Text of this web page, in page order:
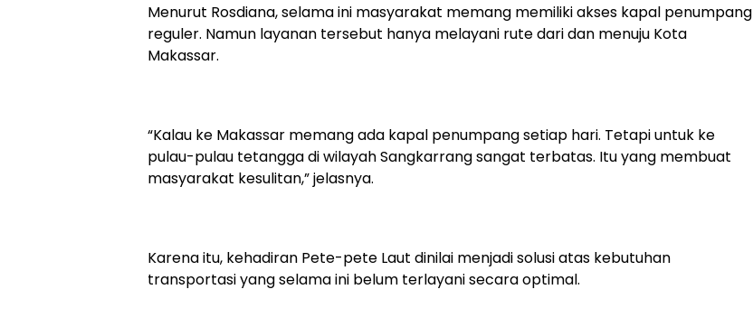
Menurut Rosdiana, selama ini masyarakat memang memiliki akses kapal penumpang
reguler. Namun layanan tersebut hanya melayani rute dari dan menuju Kota
Makassar.
“Kalau ke Makassar memang ada kapal penumpang setiap hari. Tetapi untuk ke
pulau-pulau tetangga di wilayah Sangkarrang sangat terbatas. Itu yang membuat
masyarakat kesulitan,” jelasnya.
Karena itu, kehadiran Pete-pete Laut dinilai menjadi solusi atas kebutuhan
transportasi yang selama ini belum terlayani secara optimal.